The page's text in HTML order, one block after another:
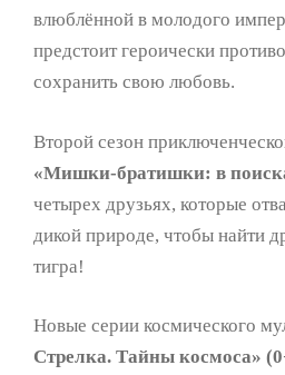
влюблённой в молодого
предстоит героически
сохранить свою любовь.
Второй сезон
«Мишки-братишки: в
четырех друзьях, которые
дикой природе, чтобы найти
тигра!
Новые серии космического
Стрелка. Тайны космоса»